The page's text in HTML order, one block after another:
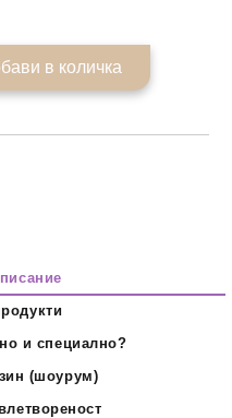
и специално?
(шоурум)